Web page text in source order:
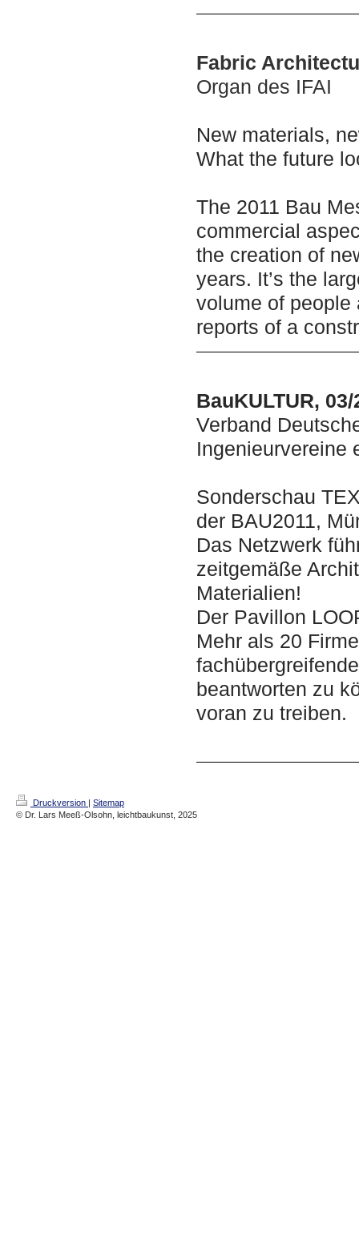
Fabric
Organ des IFAI
New materials,
What the future
The 2011 Bau
commercial
the creation of
years. It’s the
volume of people
reports of a
BauKULTUR, 03/
Verband
Ingenieurvereine
Sonderschau
der BAU2011,
Das Netzwerk
zeitgemäße
Materialien!
Der Pavillon
Mehr als 20
beantworten zu
voran zu treiben.
Druckversion
Sitemap
© Dr. Lars Meeß-Olsohn, leichtbaukunst, 2025